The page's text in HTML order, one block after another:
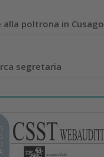
alla poltrona in Cusago
segretaria